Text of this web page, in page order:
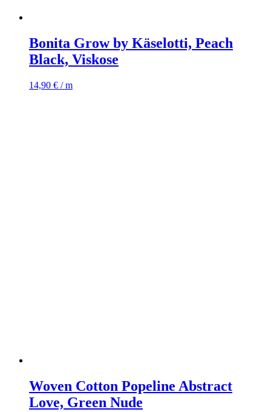
Bonita Grow by Käselotti, Peach
Black, Viskose
14,90 € / m
Woven Cotton Popeline Abstract
Love, Green Nude